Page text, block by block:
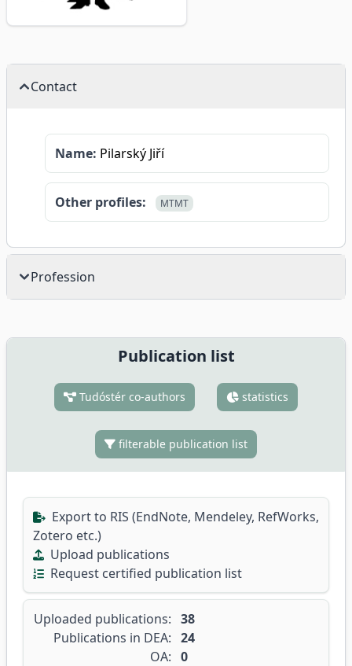
Contact
Name: Pilarský Jiří
Other profiles: MTMT
Profession
Publication list
Tudóstér co-authors statistics
filterable publication list
Export to RIS (EndNote, Mendeley, RefWorks,
Zotero etc.)
Upload publications
Request certified publication list
Uploaded publications: 38
Publications in DEA: 24
OA: 0